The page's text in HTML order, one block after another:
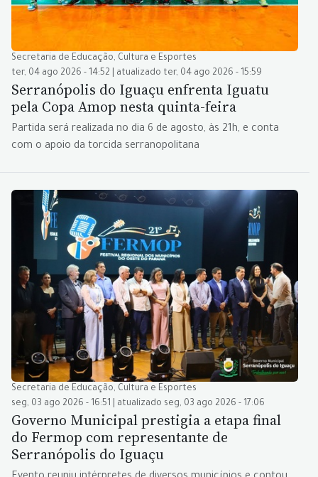
Secretaria de Educação, Cultura e Esportes
ter, 04 ago 2026 - 14:52 | atualizado ter, 04 ago 2026 - 15:59
Serranópolis do Iguaçu enfrenta Iguatu
pela Copa Amop nesta quinta-feira
Partida será realizada no dia 6 de agosto, às 21h, e conta
com o apoio da torcida serranopolitana
Secretaria de Educação, Cultura e Esportes
seg, 03 ago 2026 - 16:51 | atualizado seg, 03 ago 2026 - 17:06
Governo Municipal prestigia a etapa final
do Fermop com representante de
Serranópolis do Iguaçu